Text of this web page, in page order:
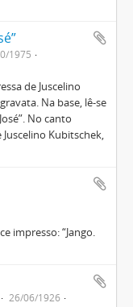
1975
de Juscelino
Na base, lê-se
No canto
Kubitschek,
impresso: “Jango.
26/06/1926